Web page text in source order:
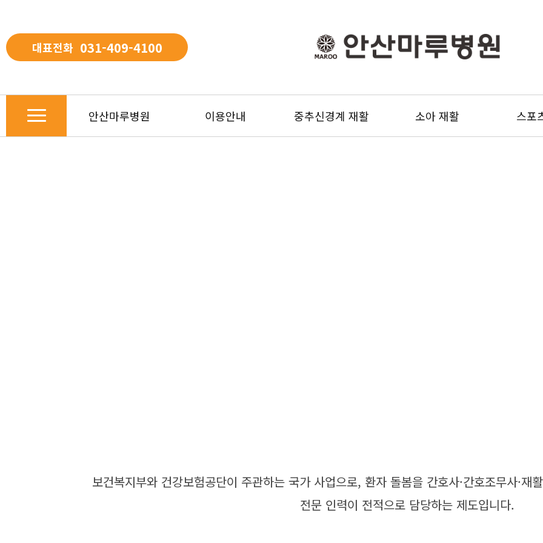
대표전화 031-409-4100
안산마루병원 이용안내 중추신경계 재활 소아 재활 스포
보건복지부와 건강보험공단이 주관하는 국가 사업으로, 환자 돌봄을 간호사·간호조무사·재
전문 인력이 전적으로 담당하는 제도입니다.